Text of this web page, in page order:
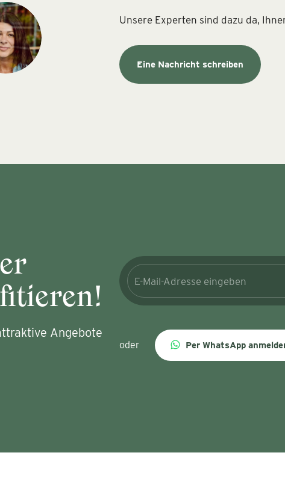
Unsere Experten sind dazu da,
Eine Nachricht schreiben
Angebote
oder Per WhatsApp